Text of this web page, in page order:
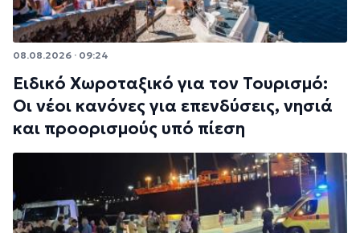
08.08.2026 · 09:24
Ειδικό Χωροταξικό για τον Τουρισμό:
Οι νέοι κανόνες για επενδύσεις, νησιά
και προορισμούς υπό πίεση